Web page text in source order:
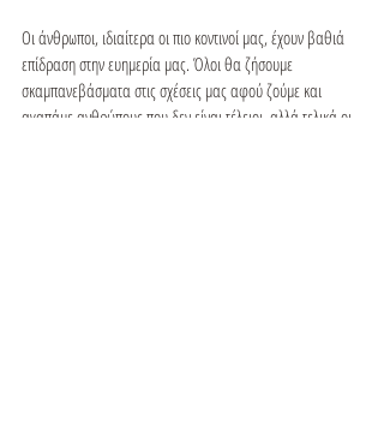
Οι άνθρωποι, ιδιαίτερα οι πιο κοντινοί μας, έχουν βαθιά
επίδραση στην ευημερία μας. Όλοι θα ζήσουμε
σκαμπανεβάσματα στις σχέσεις μας αφού ζούμε και
αγαπάμε ανθρώπους που δεν είναι τέλειοι, αλλά τελικά οι